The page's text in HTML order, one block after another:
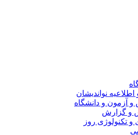
نواندیشان
و دانشگاه
روز